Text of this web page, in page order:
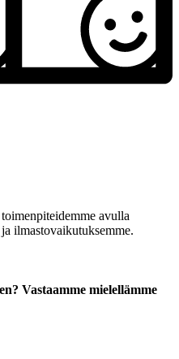
avulla
ilmastovaikutuksemme.
Vastaamme mielellämme